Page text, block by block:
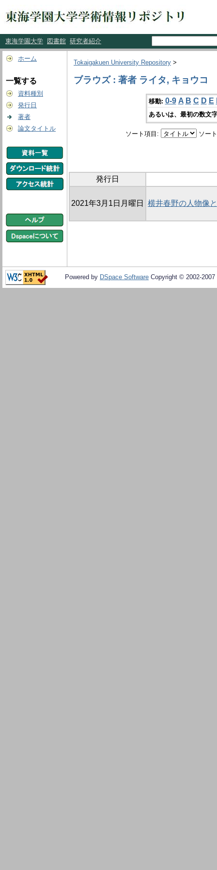
東海学園大学 図書館 研究者紹介
ホーム
一覧する
資料種別
発行日
著者
論文タイトル
Tokaigakuen University Repository >
ブラウズ : 著者 ライタ, キョウコ
移動: 0-9 A B C D E
あるいは、最初の数文
ソート項目: ソー
発行日
2021年3月1日月曜日 横井春野の人物像
Powered by DSpace Software Copyright © 2002-2007